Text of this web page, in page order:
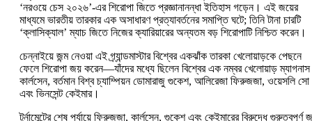
‘নরওয়ে চেস ২০২৬’-এর শিরোপা জিতে প্রজ্ঞানানন্ধা ইতিহাস গড়েন। এই জয়ের
মাধ্যমে ভারতীয় তারকার এক অসাধারণ প্রত্যাবর্তনের সমাপ্তি ঘটে; তিনি টানা চারটি
‘ক্লাসিক্যাল’ ম্যাচ জিতে নিজের ক্যারিয়ারের অন্যতম বড় শিরোপাটি নিশ্চিত করেন।
চেন্নাইয়ে জন্ম নেওয়া এই গ্র্যান্ডমাস্টার বিশ্বের একঝাঁক তারকা খেলোয়াড়কে পেছনে
ফেলে শিরোপা জয় করেন—যাঁদের মধ্যে ছিলেন বিশ্বের এক নম্বর খেলোয়াড় ম্যাগনাস
কার্লসেন, বর্তমান বিশ্ব চ্যাম্পিয়ন ডোমারাজু গুকেশ, আলিরেজা ফিরুজজা, ওয়েসলি সো
এবং ভিনসেন্ট কেইমার।
টুর্নামেন্টের শেষ পর্যায়ে ফিরুজজা, কার্লসেন, গুকেশ এবং কেইমারের বিরুদ্ধে গুরুত্বপূর্ণ